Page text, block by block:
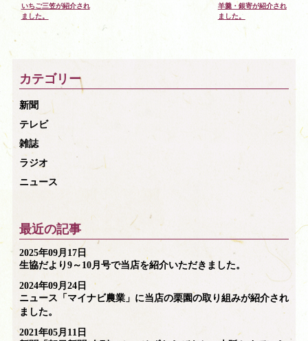
いちご三笠が紹介され
ました。
羊羹・銀寄が紹介され
ました。
カテゴリー
新聞
テレビ
雑誌
ラジオ
ニュース
最近の記事
2025年09月17日
生協だより9～10月号で当店を紹介いただきました。
2024年09月24日
ニュース「マイナビ農業」に当店の栗園の取り組みが紹介され
ました。
2021年05月11日